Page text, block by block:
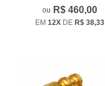
R$ 460,00
EM 12X DE R$ 38,33